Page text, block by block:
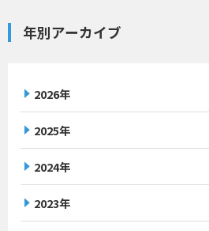
年別アーカイブ
2026年
2025年
2024年
2023年